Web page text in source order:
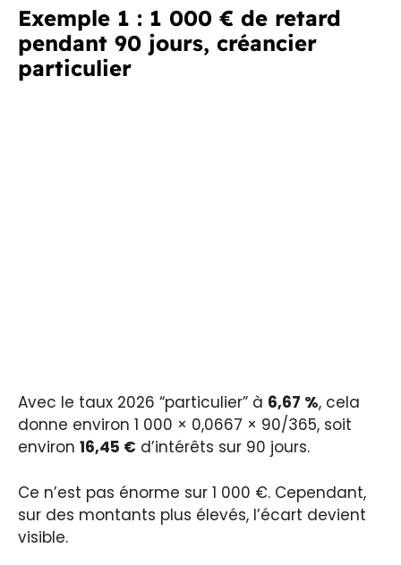
Exemple 1 : 1 000 € de retard
pendant 90 jours, créancier
particulier
Avec le taux 2026 “particulier” à 6,67 %, cela
donne environ 1 000 × 0,0667 × 90/365, soit
environ 16,45 € d’intérêts sur 90 jours.
Ce n’est pas énorme sur 1 000 €. Cependant,
sur des montants plus élevés, l’écart devient
visible.